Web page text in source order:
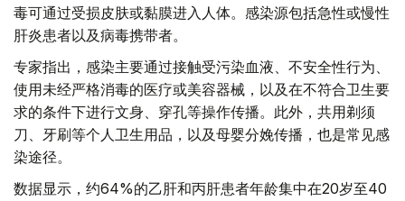
毒可通过受损皮肤或黏膜进入人体。感染源包括急性或慢性
肝炎患者以及病毒携带者。
专家指出，感染主要通过接触受污染血液、不安全性行为、
使用未经严格消毒的医疗或美容器械，以及在不符合卫生要
求的条件下进行文身、穿孔等操作传播。此外，共用剃须
刀、牙刷等个人卫生用品，以及母婴分娩传播，也是常见感
染途径。
数据显示，约64%的乙肝和丙肝患者年龄集中在20岁至40